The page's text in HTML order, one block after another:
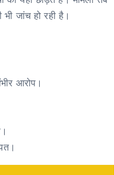
जांच हो रही है।
आरोप।